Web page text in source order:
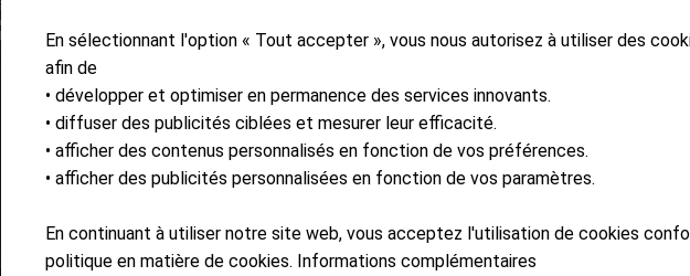
Ajouter au
Caractéristiques
En sélectionnant l'option « Tout accepter », vous nous autorisez à utiliser des
afin de
• développer et optimiser en permanence des services innovants.
• diffuser des publicités ciblées et mesurer leur efficacité.
• afficher des contenus personnalisés en fonction de vos préférences.
• afficher des publicités personnalisées en fonction de vos paramètres.
En continuant à utiliser notre site web, vous acceptez l'utilisation de cookies
politique en matière de cookies. Informations complémentaires